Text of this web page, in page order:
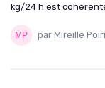
kg/24 h est
par Mireille